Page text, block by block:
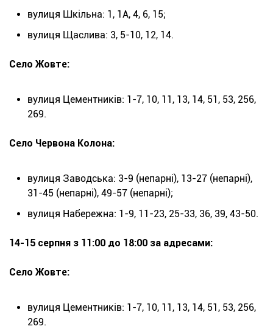
вулиця Шкільна: 1, 1А, 4, 6, 15;
вулиця Щаслива: 3, 5-10, 12, 14.
Село Жовте:
вулиця Цементників: 1-7, 10, 11, 13, 14, 51, 53, 256,
269.
Село Червона Колона:
вулиця Заводська: 3-9 (непарні), 13-27 (непарні),
31-45 (непарні), 49-57 (непарні);
вулиця Набережна: 1-9, 11-23, 25-33, 36, 39, 43-50.
14-15 серпня з 11:00 до 18:00 за адресами:
Село Жовте:
вулиця Цементників: 1-7, 10, 11, 13, 14, 51, 53, 256,
269.